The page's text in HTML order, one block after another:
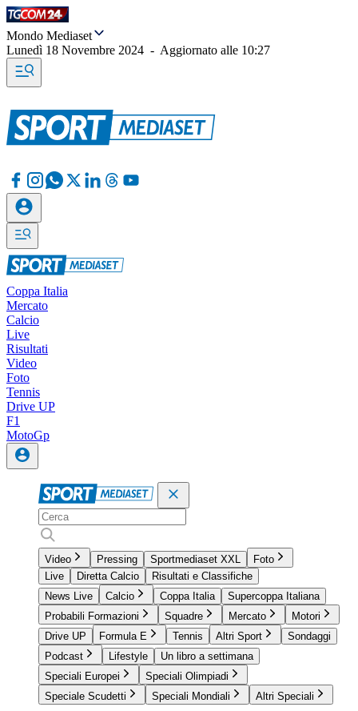
Mondo Mediaset
Lunedì 18 Novembre 2024 - Aggiornato alle 10:27
Coppa Italia
Mercato
Calcio
Live
Risultati
Video
Foto
Tennis
Drive UP
F1
MotoGp
Video Pressing Sportmediaset XXL
Foto
Live
Diretta Calcio
Risultati e Classifiche
News Live
Calcio Coppa Italia
Supercoppa Italiana
Probabili Formazioni
Squadre Mercato
Motori
Drive UP
Formula E Tennis Altri Sport
Sondaggi
Podcast
Lifestyle
Un libro a settimana
Speciali Europei
Speciali Olimpiadi
Speciale Scudetti
Speciali Mondiali Altri Speciali